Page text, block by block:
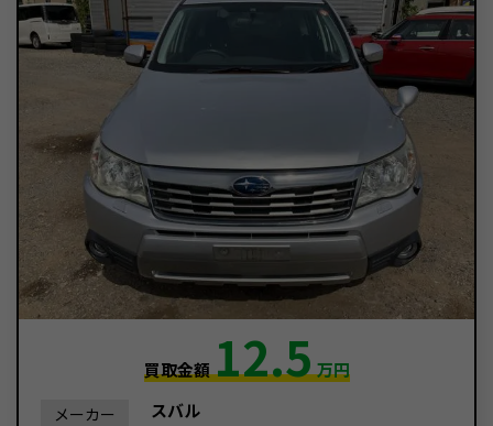
買取金額12.5万円
メーカー スバル